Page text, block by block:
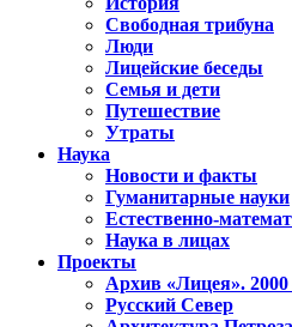
Свободная трибуна
Люди
Лицейские беседы
Семья и дети
Путешествие
Утраты
Наука
Новости и факты
Гуманитарные науки
Естественно-
Наука в лицах
Проекты
Архив «Лицея».
Русский Север